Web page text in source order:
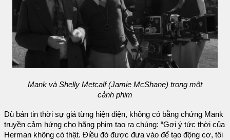
Mank và Shelly Metcalf (Jamie McShane) trong một
cảnh phim
Dù bản tin thời sự giả từng hiện diện, không có bằng chứng Mank
truyền cảm hứng cho hãng phim tạo ra chúng: “Gợi ý tức thời của
Herman không có thật. Điều đó được đưa vào để tạo động cơ, tôi